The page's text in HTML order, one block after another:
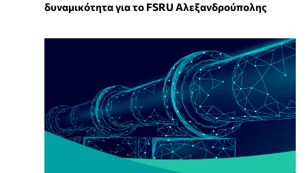
δυναμικότητα για το FSRU Αλεξανδρούπολης